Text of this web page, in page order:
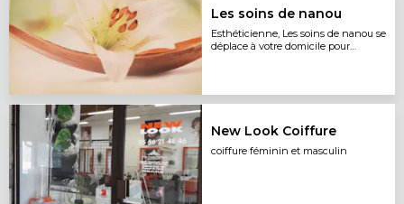
Les soins de nanou
Esthéticienne, Les soins de nanou se
déplace à votre domicile pour
New Look Coiffure
coiffure féminin et masculin